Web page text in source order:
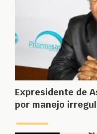
Expresidente de
por manejo